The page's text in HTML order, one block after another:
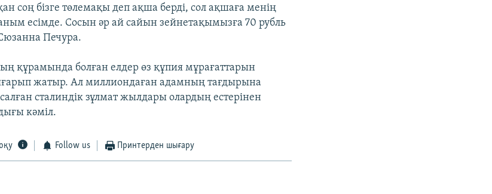
соң бізге төлемақы деп ақша берді, сол ақшаға менің
есімде. Сосын әр ай сайын зейнетақымызға 70 рубль
Печура.
құрамында болған елдер өз құпия мұрағаттарын
жатыр. Ал миллиондаған адамның тағдырына
сталиндік зұлмат жылдары олардың естерінен
кәміл.
Follow us Принтерден шығару